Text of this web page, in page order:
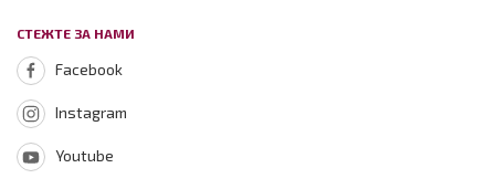
СТЕЖТЕ ЗА НАМИ
Facebook
Instagram
Youtube